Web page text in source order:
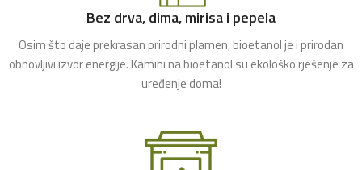
Bez drva, dima, mirisa i pepela
Osim što daje prekrasan prirodni plamen, bioetanol je i prirodan
obnovljivi izvor energije. Kamini na bioetanol su ekološko rješenje za
uređenje doma!